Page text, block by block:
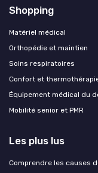
Shopping
Matériel médical
Orthopédie et maintien
Soins respiratoires
Confort et
Équipement médical du
Mobilité senior et PMR
Les plus lus
Comprendre les causes